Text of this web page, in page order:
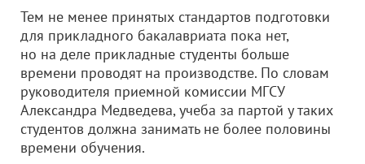
Тем не менее принятых стандартов подготовки
для прикладного бакалавриата пока нет,
но на деле прикладные студенты больше
времени проводят на производстве. По словам
руководителя приемной комиссии МГСУ
Александра Медведева, учеба за партой у таких
студентов должна занимать не более половины
времени обучения.